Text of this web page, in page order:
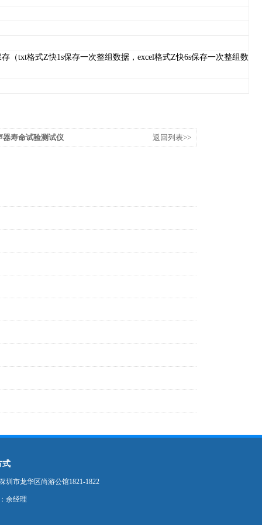
（txt格式Z快1s保存一次整组数据，excel格式Z快6s保存一次整组数
器寿命试验测试仪 返回列表>>
式
圳市龙华区尚游公馆1821-1822
余经理